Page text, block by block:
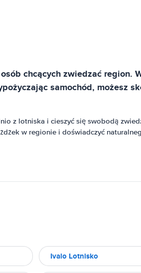
chcących zwiedzać region.
samochód, możesz
z lotniska i cieszyć się swobodą
w regionie i doświadczyć
Ivalo Lotnisko